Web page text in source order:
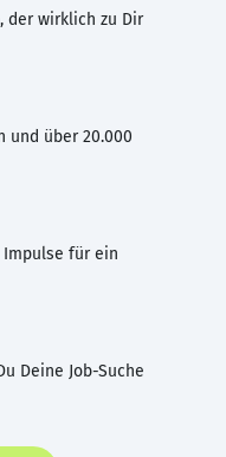
der wirklich zu Dir
und über 20.000
für ein
Deine Job-Suche